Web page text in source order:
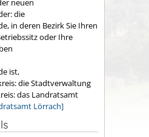
die
in deren Bezirk Sie Ihren
oder Ihre
ist,
die Stadtverwaltung
das Landratsamt
Lörrach]